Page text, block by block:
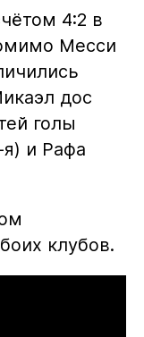
4:2 в
Месси
дос
голы
и Рафа
клубов.